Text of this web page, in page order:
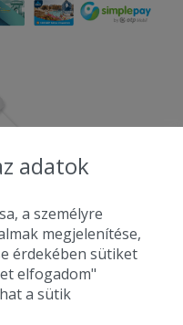
adatok
a személyre
megjelenítése,
érdekében sütiket
elfogadom"
a sütik